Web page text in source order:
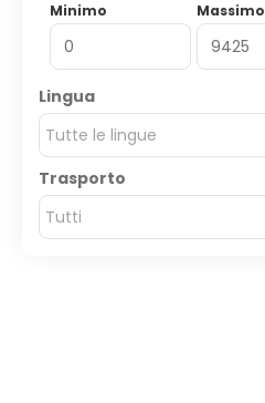
Minimo Massimo
Lingua
Tutte le lingue
Trasporto
Tutti